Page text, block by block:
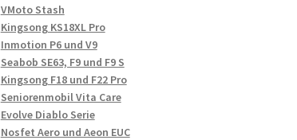
VMoto Stash
Kingsong KS18XL Pro
Inmotion P6 und V9
Seabob SE63, F9 und F9 S
Kingsong F18 und F22 Pro
Seniorenmobil Vita Care
Evolve Diablo Serie
Nosfet Aero und Aeon EUC